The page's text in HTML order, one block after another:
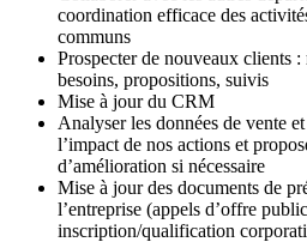
coordination efficace des
communs
Prospecter de nouveaux clients :
besoins, propositions, suivis
Mise à jour du CRM
Analyser les données de vente
l’impact de nos actions et
d’amélioration si nécessaire
Mise à jour des documents de
l’entreprise (appels d’offre
inscription/qualification